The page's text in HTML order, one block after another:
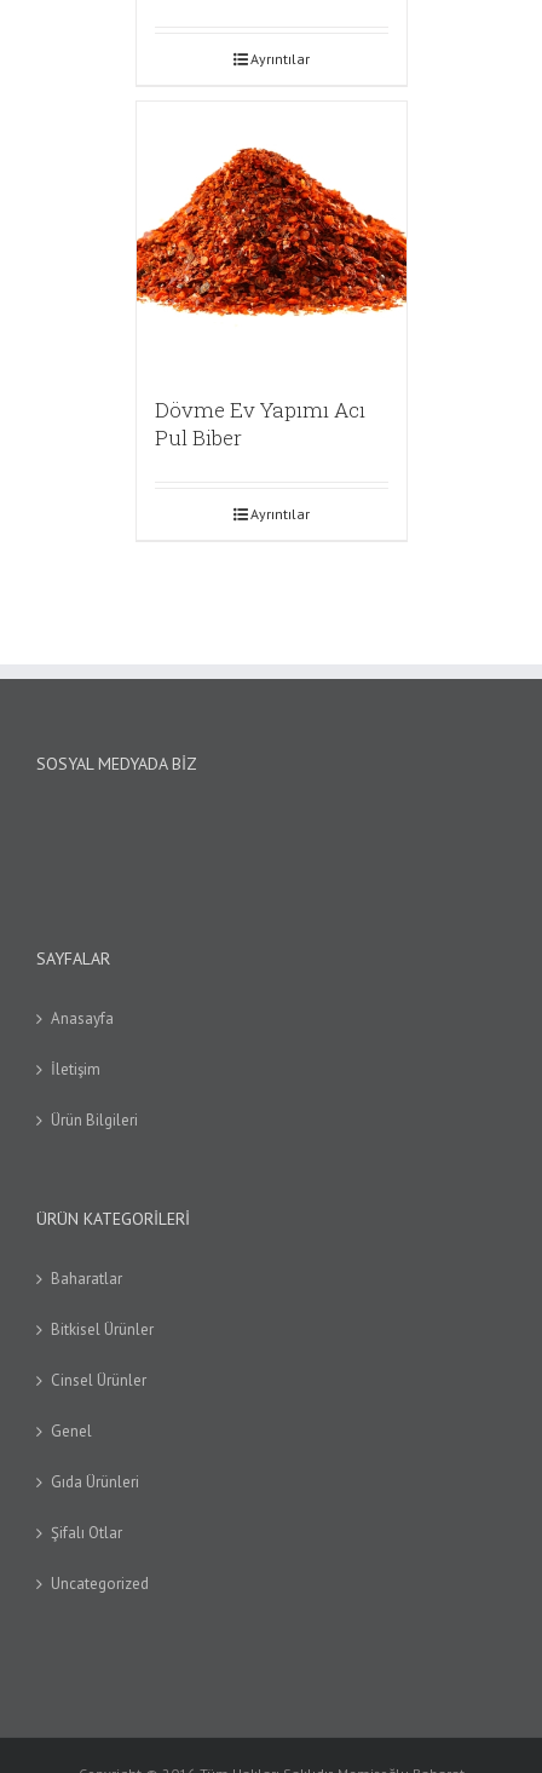
Ayrıntılar
Dövme Ev Yapımı Acı
Pul Biber
Ayrıntılar
SOSYAL MEDYADA BIZ
SAYFALAR
Anasayfa
İletişim
Ürün Bilgileri
ÜRÜN KATEGORILERI
Baharatlar
Bitkisel Ürünler
Cinsel Ürünler
Genel
Gıda Ürünleri
Şifalı Otlar
Uncategorized